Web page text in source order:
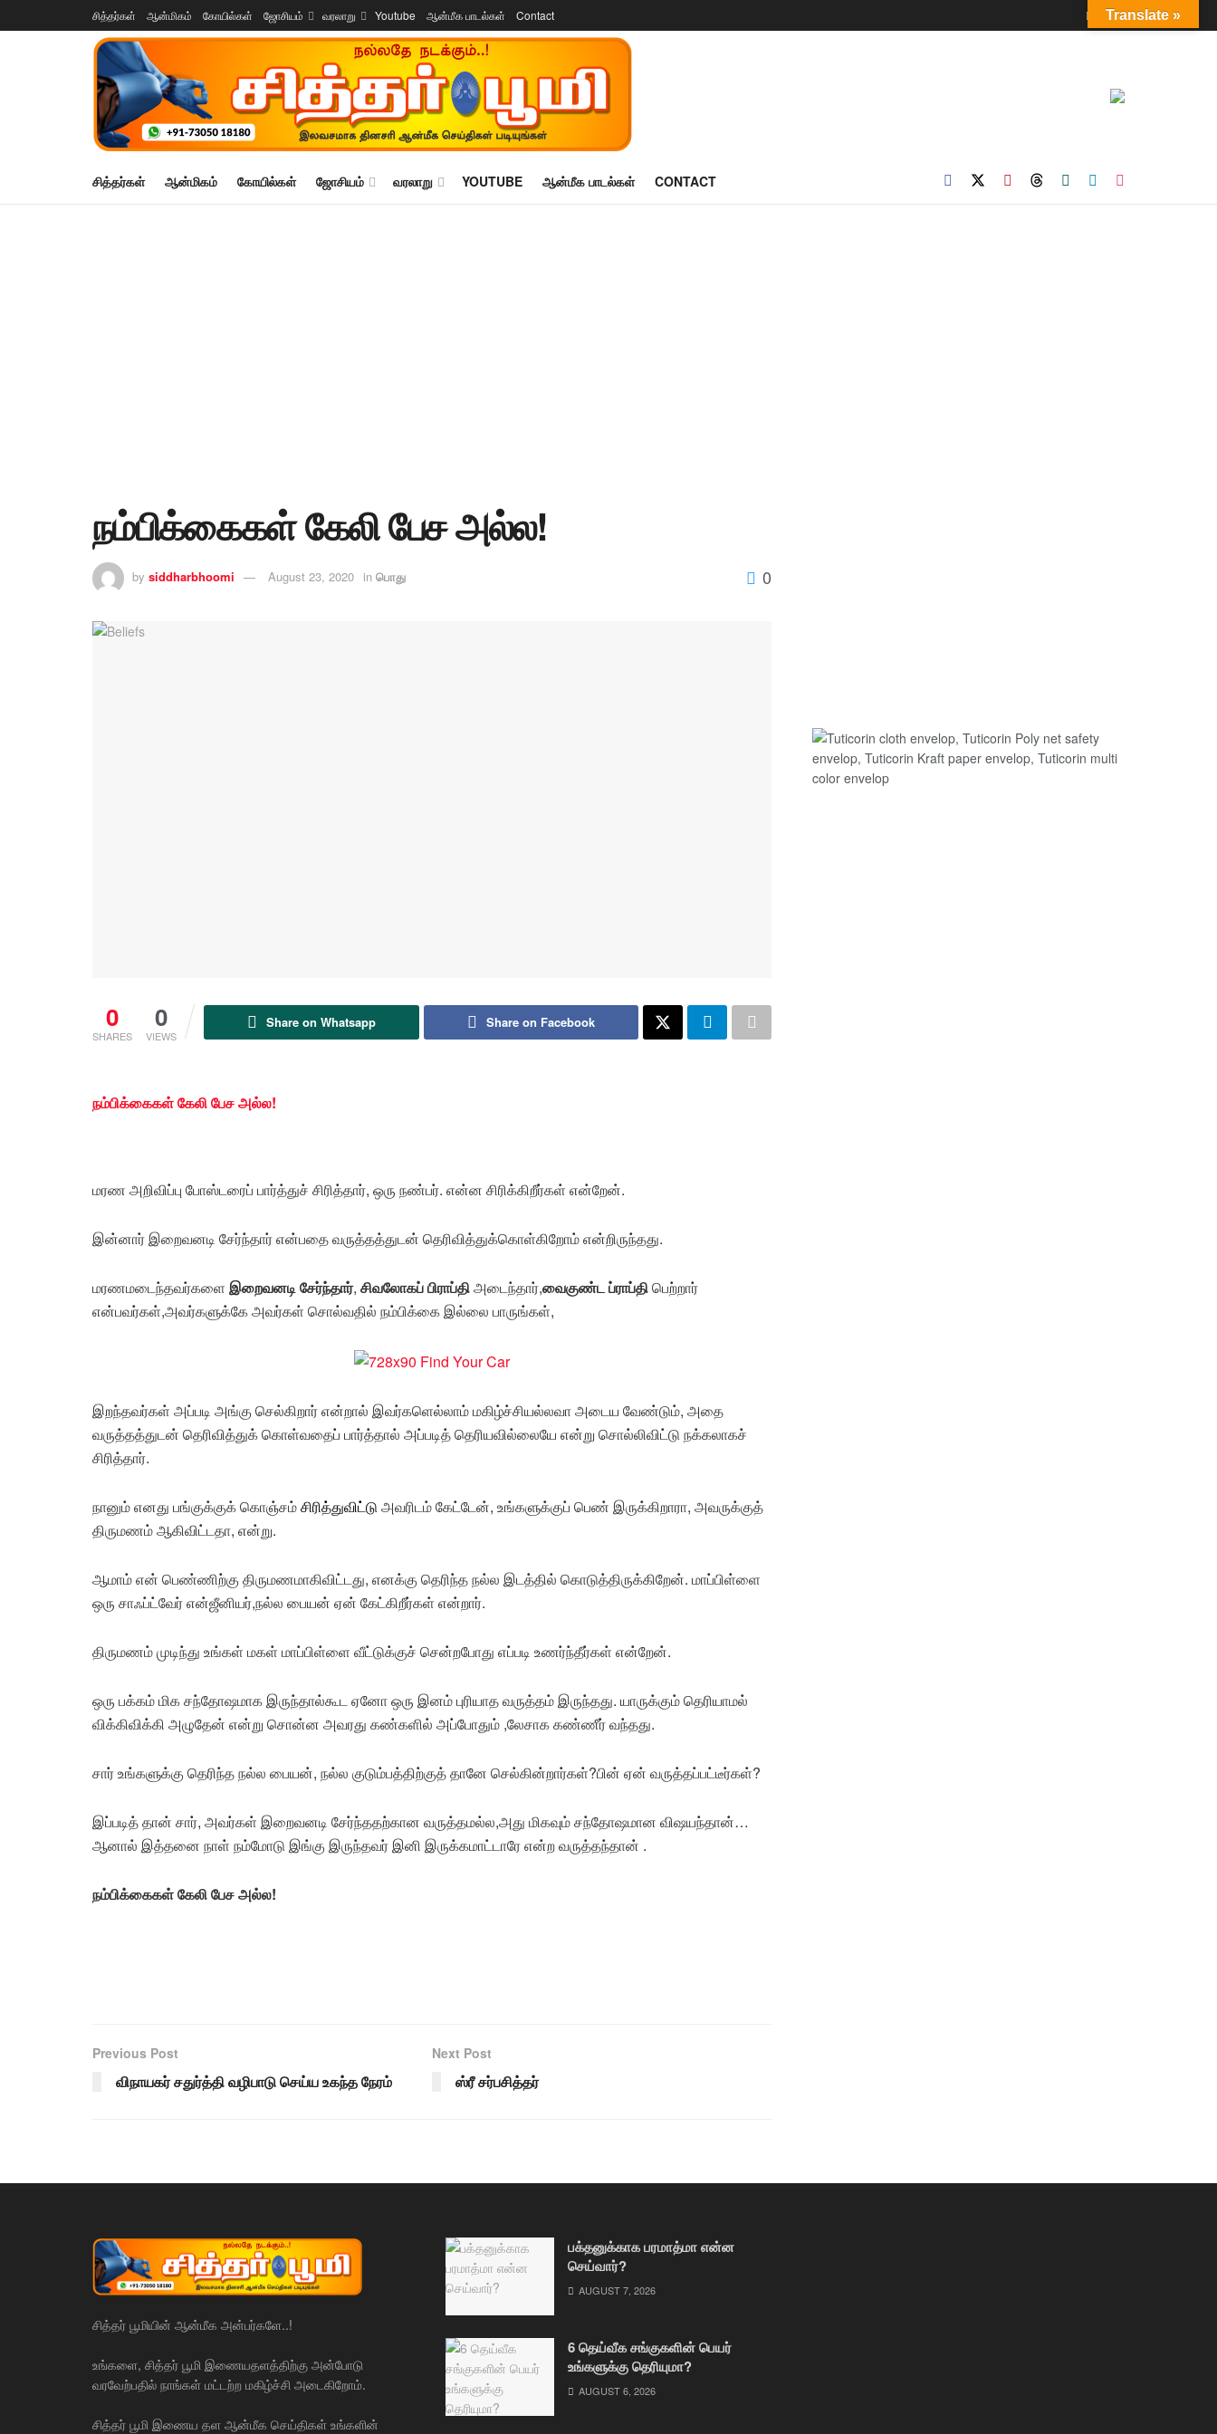
சித்தர்கள் ஆன்மிகம் கோயில்கள் ஜோசியம் வரலாறு Youtube ஆன்மீக பாடல்கள் Contact Login
சித்தர்கள் ஆன்மிகம் கோயில்கள் ஜோசியம் வரலாறு YOUTUBE ஆன்மீக பாடல்கள் CONTACT
நம்பிக்கைகள் கேலி பேச அல்ல!
by siddharbhoomi August 23, 2020 in பொது 0
0
SHARES
0
VIEWS
Share on Whatsapp Share on Facebook
நம்பிக்கைகள் கேலி பேச அல்ல!
மரண அறிவிப்பு போஸ்டரைப் பார்த்துச் சிரித்தார், ஒரு நண்பர். என்ன சிரிக்கிறீர்கள் என்றேன்.
இன்னார் இறைவனடி சேர்ந்தார் என்பதை வருத்தத்துடன் தெரிவித்துக்கொள்கிறோம் என்றிருந்தது.
மரணமடைந்தவர்களை இறைவனடி சேர்ந்தார், சிவலோகப் பிராப்திஅடைந்தார்,வைகுண்ட ப்ராப்திபெற்றார்
என்பவர்கள்,அவர்களுக்கே அவர்கள் சொல்வதில் நம்பிக்கை இல்லை பாருங்கள்,
இறந்தவர்கள் அப்படி அங்கு செல்கிறார் என்றால் இவர்களெல்லாம் மகிழ்ச்சியல்லவா அடைய வேண்டும், அதை
வருத்தத்துடன் தெரிவித்துக் கொள்வதைப் பார்த்தால் அப்படித் தெரியவில்லையே என்று சொல்லிவிட்டு நக்கலாகச்
சிரித்தார்.
நானும் எனது பங்குக்குக் கொஞ்சம்சிரித்துவிட்டு அவரிடம் கேட்டேன், உங்களுக்குப் பெண் இருக்கிறாரா, அவருக்குத்
திருமணம் ஆகிவிட்டதா, என்று.
ஆமாம் என் பெண்ணிற்கு திருமணமாகிவிட்டது, எனக்கு தெரிந்த நல்ல இடத்தில் கொடுத்திருக்கிறேன். மாப்பிள்ளை
ஒரு சாஃப்ட்வேர் என்ஜீனியர்,நல்ல பையன் ஏன் கேட்கிறீர்கள் என்றார்.
திருமணம் முடிந்து உங்கள் மகள் மாப்பிள்ளை வீட்டுக்குச் சென்றபோது எப்படி உணர்ந்தீர்கள் என்றேன்.
ஒரு பக்கம் மிக சந்தோஷமாக இருந்தால்கூட ஏனோ ஒரு இனம் புரியாத வருத்தம் இருந்தது. யாருக்கும் தெரியாமல்
விக்கிவிக்கி அழுதேன் என்று சொன்ன அவரது கண்களில் அப்போதும் ,லேசாக கண்ணீர் வந்தது.
சார் உங்களுக்கு தெரிந்த நல்ல பையன், நல்ல குடும்பத்திற்குத் தானே செல்கின்றார்கள்?பின் ஏன் வருத்தப்பட்டீர்கள்?
இப்படித் தான் சார், அவர்கள் இறைவனடி சேர்ந்ததற்கான வருத்தமல்ல,அது மிகவும் சந்தோஷமான விஷயந்தான்…
ஆனால் இத்தனை நாள் நம்மோடு இங்கு இருந்தவர் இனி இருக்கமாட்டாரே என்ற வருத்தந்தான் .
நம்பிக்கைகள் கேலி பேச அல்ல!
Previous Post
விநாயகர் சதுர்த்தி வழிபாடு செய்ய உகந்த நேரம்
Next Post
ஸ்ரீ சர்பசித்தர்
சித்தர் பூமியின் ஆன்மீக அன்பர்களே..!
உங்களை, சித்தர் பூமி இணையதளத்திற்கு அன்போடு
வரவேற்பதில் நாங்கள் மட்டற்ற மகிழ்ச்சி அடைகிறோம்.
சித்தர் பூமி இணைய தள ஆன்மீக செய்திகள் உங்களின்
பக்தனுக்காக பரமாத்மா என்ன
செய்வார்?
AUGUST 7, 2026
6 தெய்வீக சங்குகளின் பெயர்
உங்களுக்கு தெரியுமா?
AUGUST 6, 2026
Translate »